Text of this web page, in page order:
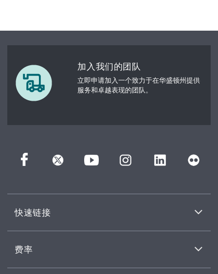
加入我们的团队
立即申请加入一个致力于在华盛顿州提供
服务和卓越表现的团队。
快速链接
费率